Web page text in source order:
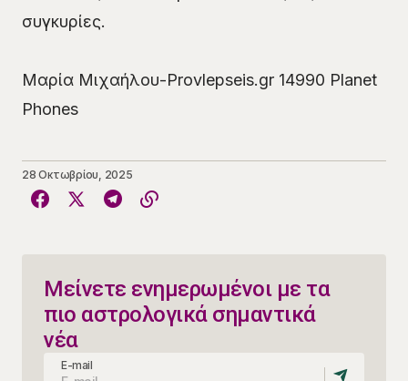
συγκυρίες.
Μαρία Μιχαήλου-Provlepseis.gr 14990 Planet
Phones
28 Οκτωβρίου, 2025
Μείνετε ενημερωμένοι με τα
πιο αστρολογικά σημαντικά
νέα
E-mail